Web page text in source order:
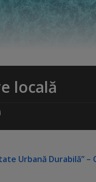
locală
Urbană Durabilă” –